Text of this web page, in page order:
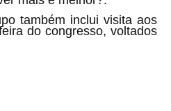
também inclui visita aos
do congresso, voltados